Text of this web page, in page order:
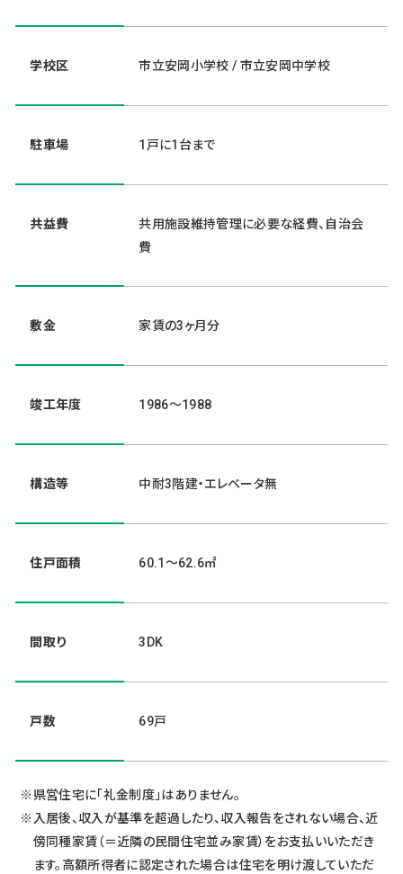
学校区 市立安岡小学校 / 市立安岡中学校
駐車場 1戸に1台まで
共益費
共用施設維持管理に必要な経費、自治会
費
敷金 家賃の3ヶ月分
竣工年度 1986～1988
構造等 中耐3階建・エレベータ無
住戸面積 60.1～62.6㎡
間取り 3DK
戸数 69戸
県営住宅に「礼金制度」はありません。
入居後、収入が基準を超過したり、収入報告をされない場合、近
傍同種家賃（＝近隣の民間住宅並み家賃）をお支払いいただき
ます。高額所得者に認定された場合は住宅を明け渡していただ